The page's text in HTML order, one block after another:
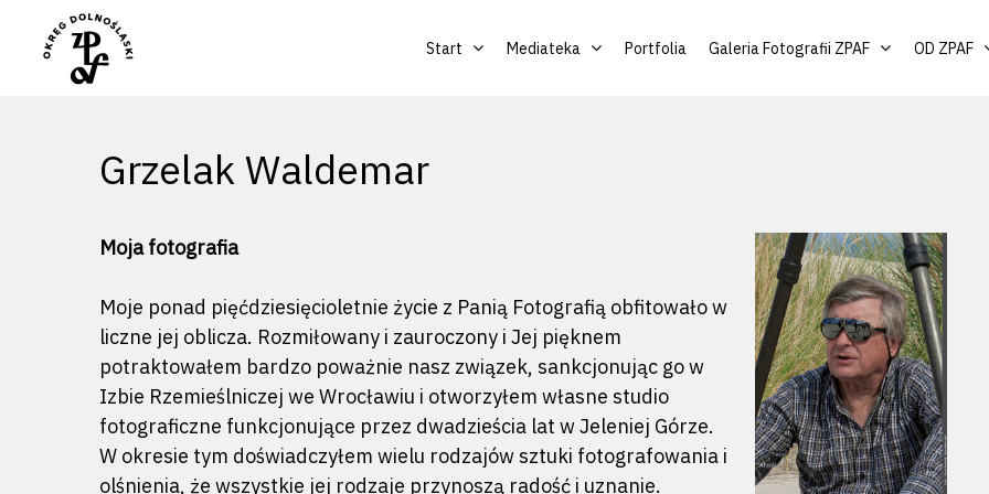
Start Mediateka Portfolia Galeria Fotografii ZPAF OD ZPAF
Grzelak Waldemar
Moja fotografia
Moje ponad pięćdziesięcioletnie życie z Panią Fotografią obfitowało w
liczne jej oblicza. Rozmiłowany i zauroczony i Jej pięknem
potraktowałem bardzo poważnie nasz związek, sankcjonując go w
Izbie Rzemieślniczej we Wrocławiu i otworzyłem własne studio
fotograficzne funkcjonujące przez dwadzieścia lat w Jeleniej Górze.
W okresie tym doświadczyłem wielu rodzajów sztuki fotografowania i
olśnienia, że wszystkie jej rodzaje przynoszą radość i uznanie.